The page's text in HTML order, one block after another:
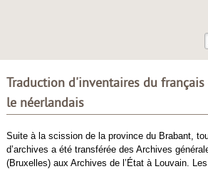
Traduction d'inventaires du français
le néerlandais
Suite à la scission de la province du Brabant,
d’archives a été transférée des Archives
(Bruxelles) aux Archives de l’État à Louvain.